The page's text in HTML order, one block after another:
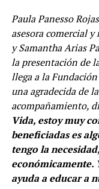
Paula Panesso
asesora comercial
y Samantha Arias
la presentación de
llega a la
una agradecida de
acompañamiento,
Vida, estoy muy
beneficiadas es
tengo la
económicamente.
ayuda a educar a